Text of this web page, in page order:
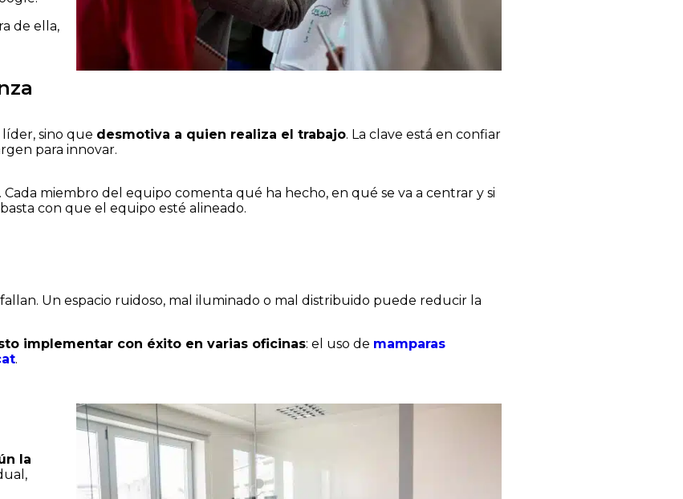
de ella,
sino que desmotiva a quien realiza el trabajo. La clave está en confiar
para innovar.
miembro del equipo comenta qué ha hecho, en qué se va a centrar y si
con que el equipo esté alineado.
Un espacio ruidoso, mal iluminado o mal distribuido puede reducir la
implementar con éxito en varias oficinas: el uso de mamparas
.
la